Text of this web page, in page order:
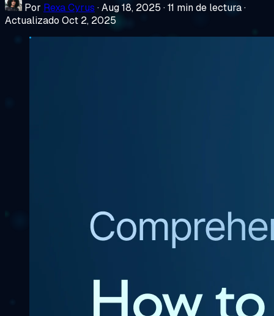
Por Rexa Cyrus ·Aug 18, 2025 ·11 min de lectura·
Actualizado Oct 2, 2025